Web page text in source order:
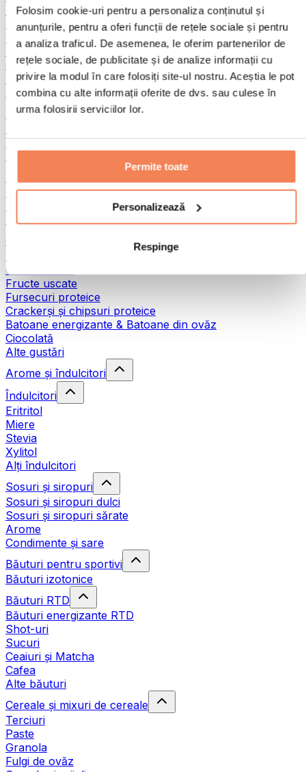
Folosim cookie-uri pentru a personaliza conținutul și
anunțurile, pentru a oferi funcții de rețele sociale și pentru
a analiza traficul. De asemenea, le oferim partenerilor de
rețele sociale, de publicitate și de analize informații cu
privire la modul în care folosiți site-ul nostru. Aceștia le pot
combina cu alte informații oferite de dvs. sau culese în
urma folosirii serviciilor lor.
Permite toate
Personalizează
Respinge
Pește
Alimente gata preparate
Ouă
Pâine și produse de patiserie
Carne
Leguminoase
Alte alimente fitness
Unturi din nuci
Unturi dulci din nuci
Superalimente verzi
Alte superalimente
Gustări proteice
Carne uscată
Fructe uscate
Fursecuri proteice
Crackerși și chipsuri proteice
Batoane energizante & Batoane din ovăz
Ciocolată
Alte gustări
Arome și îndulcitori
Îndulcitori
Eritritol
Miere
Stevia
Xylitol
Alți îndulcitori
Sosuri și siropuri
Sosuri și siropuri dulci
Sosuri și siropuri sărate
Arome
Condimente și sare
Băuturi pentru sportivi
Băuturi izotonice
Băuturi RTD
Băuturi energizante RTD
Shot-uri
Sucuri
Ceaiuri și Matcha
Cafea
Alte băuturi
Cereale și mixuri de cereale
Terciuri
Paste
Granola
Fulgi de ovăz